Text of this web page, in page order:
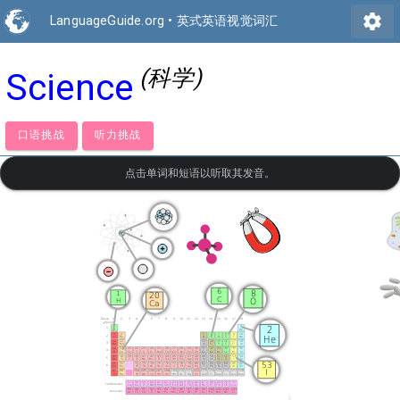
LanguageGuide.org • 英式英语视觉词汇 settings
Science (科学)
口语挑战 听力挑战
点击单词和短语以听取其发音。